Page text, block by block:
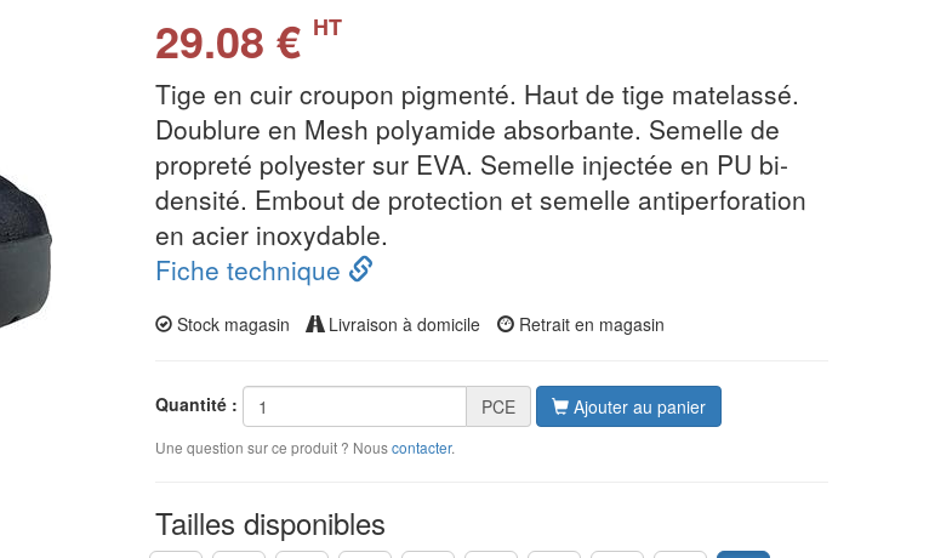
29.08 € HT
Tige en cuir croupon pigmenté. Haut de tige matelassé.
Doublure en Mesh polyamide absorbante. Semelle de
propreté polyester sur EVA. Semelle injectée en PU bi-
densité. Embout de protection et semelle antiperforation
en acier inoxydable.
Fiche technique
Stock magasin Livraison à domicile Retrait en magasin
Quantité : PCE Ajouter au panier
Une question sur ce produit ? Nouscontacter.
Tailles disponibles